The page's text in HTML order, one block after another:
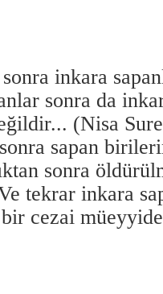
inkara
sonra da
(Nisa
sapan
sonra
tekrar inkara
cezai